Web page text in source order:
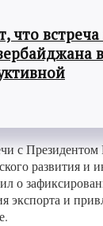
встреча
с
развития и
о
экспорта и